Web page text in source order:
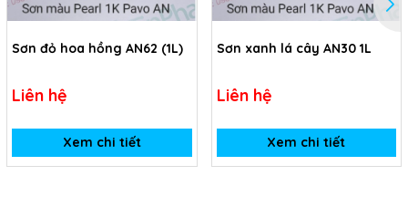
Sơn đỏ hoa hồng AN62 (1L)
Liên hệ
Xem chi tiết
Sơn xanh lá cây AN30 1L
Liên hệ
Xem chi tiết